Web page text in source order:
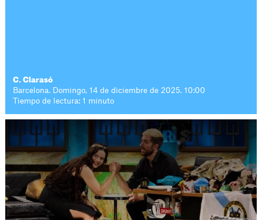
C. Clarasó
Barcelona. Domingo, 14 de diciembre de 2025. 10:00
Tiempo de lectura: 1 minuto